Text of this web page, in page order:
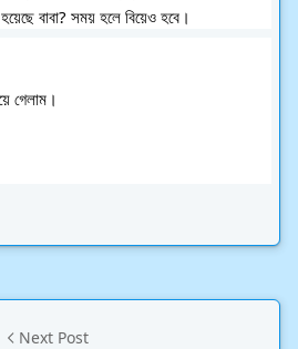
বাবা? সময় হলে বিয়েও হবে।
গেলাম।
Next Post